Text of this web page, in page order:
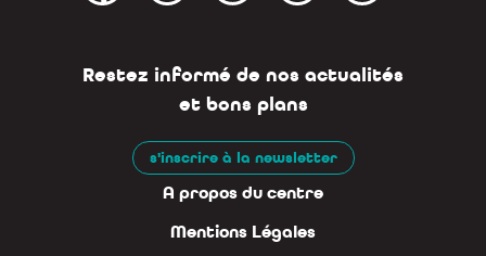
Restez informé de nos actualités
et bons plans
s'inscrire à la newsletter
A propos du centre
Mentions Légales